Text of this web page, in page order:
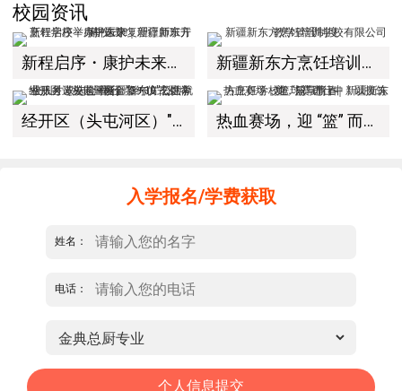
校园资讯
新程启序・康护未来｜新疆新东方烹饪学校举办中医康复理疗师班开幕仪式！ 新疆新东方烹饪培训学校有限公司教学管理制度
经开区（头屯河区）"3+10"公共就业服务进校园暨新疆新东方烹饪学校人才双选会+校企签约仪式圆满举行 热血赛场，迎 “篮” 而上｜新疆新东方烹饪学校篮球赛进行中！以技筑梦，乐享青春
入学报名/学费获取
姓名：
电话：